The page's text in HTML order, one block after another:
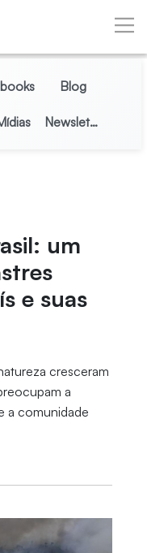
Blog
Newsletter
um
e suas
cresceram
a
a comunidade